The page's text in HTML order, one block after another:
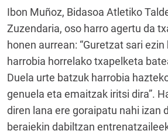
Ibon Muñoz, Bidasoa Atletiko
Zuzendaria, oso harro agertu da
honen aurrean: “Guretzat sari
harrobia horrelako txapelketa
Duela urte batzuk harrobia
genuela eta emaitzak iritsi dira”.
diren lana ere goraipatu nahi izan
beraiekin dabiltzan